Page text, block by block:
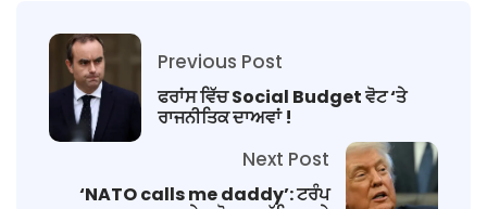
Previous Post
ਫਰਾਂਸ ਵਿੱਚ Social Budget ਵੋਟ ‘ਤੇ
ਰਾਜਨੀਤਿਕ ਦਾਅਵਾਂ !
Next Post
‘NATO calls me daddy’: ਟਰੰਪ